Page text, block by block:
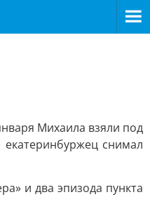
Михаила взяли под
екатеринбуржец снимал
и два эпизода пункта